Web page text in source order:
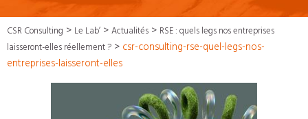
CSR Consulting > Le Lab’ >Actualités > RSE : quels legs nos entreprises
laisseront-elles réellement ? > csr-consulting-rse-quel-legs-nos-
entreprises-laisseront-elles